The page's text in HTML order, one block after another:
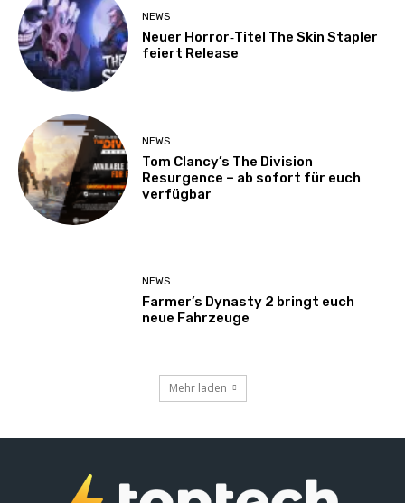
NEWS
Neuer Horror‑Titel The Skin Stapler
feiert Release
NEWS
Tom Clancy’s The Division
Resurgence – ab sofort für euch
verfügbar
NEWS
Farmer’s Dynasty 2 bringt euch
neue Fahrzeuge
Mehr laden